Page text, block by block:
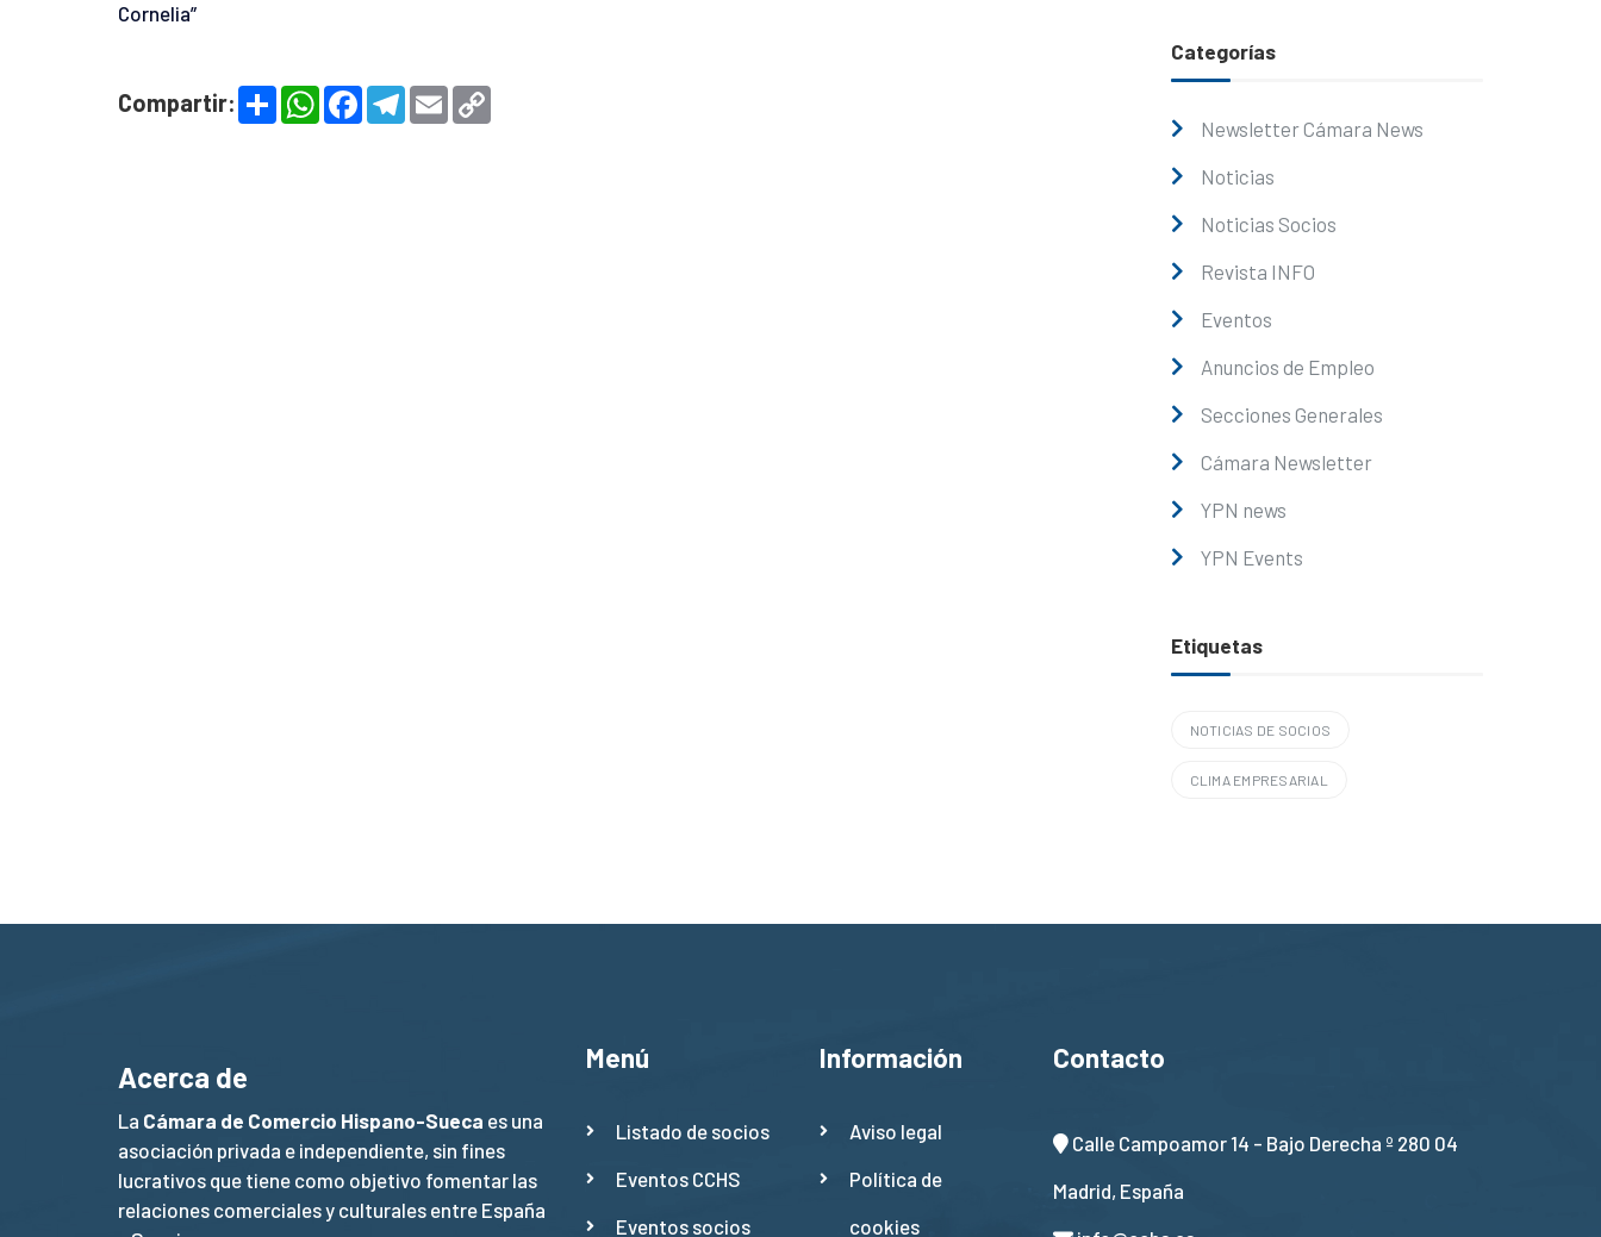
Cornelia”
Compartir:
S
h
W
h
F
a
T
e
E
m
Categorías
Newsletter Cámara News
Noticias
Noticias Socios
Revista INFO
Eventos
Anuncios de Empleo
Secciones Generales
Cámara Newsletter
YPN news
YPN Events
Etiquetas
NOTICIAS DE SOCIOS
CLIMA EMPRESARIAL
Acerca de
La Cámara de Comercio Hispano-Sueca es una
asociación privada e independiente, sin fines
lucrativos que tiene como objetivo fomentar las
relaciones comerciales y culturales entre España
Menú
Listado de socios
Eventos CCHS
Eventos socios
Información
Aviso legal
Política de
cookies
Contacto
Calle Campoamor 14 - Bajo Derecha º 280 04
Madrid, España